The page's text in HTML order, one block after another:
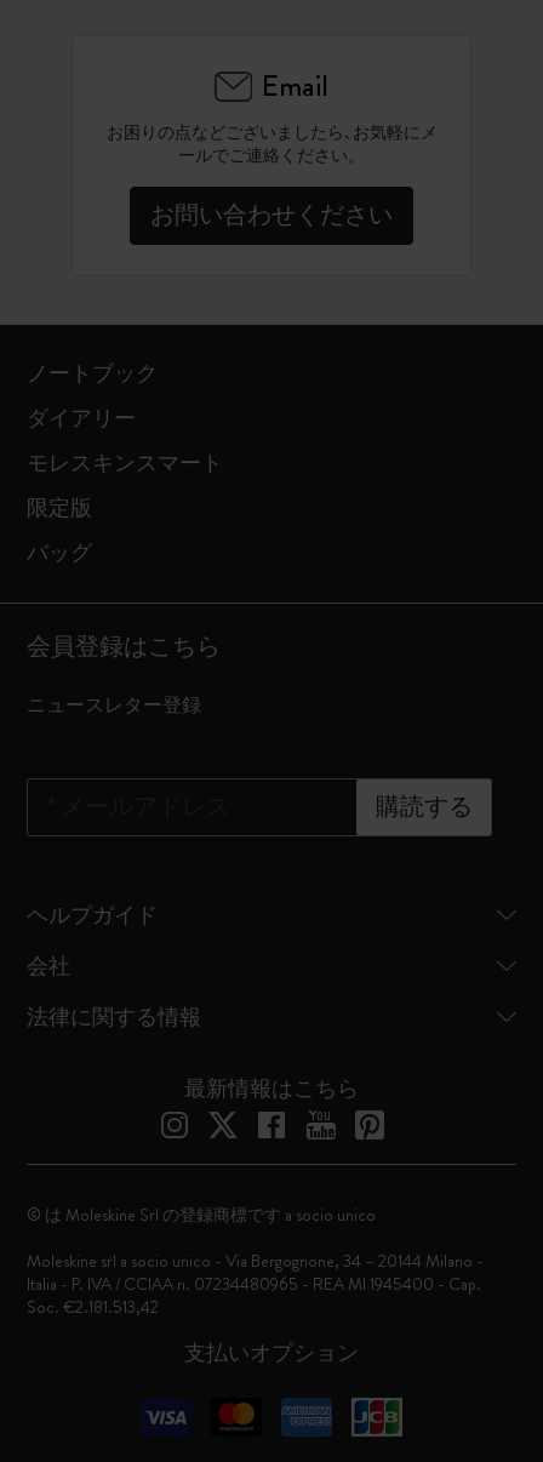
Email
お困りの点などございましたら､お気軽にメ
ールでご連絡ください。
お問い合わせください
ノートブック
ダイアリー
モレスキンスマート
限定版
バッグ
会員登録はこちら
ニュースレター登録
購読する
ヘルプガイド
会社
法律に関する情報
最新情報はこちら
支払いオプション
© は Moleskine Srl の登録商標です a socio unico
Moleskine srl a socio unico - Via Bergognone, 34 – 20144 Milano -
Italia - P. IVA / CCIAA n. 07234480965 - REA MI 1945400 - Cap.
Soc. €2.181.513,42